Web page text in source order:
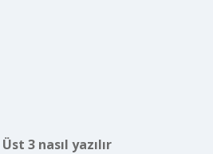
Üst 3 nasıl yazılır